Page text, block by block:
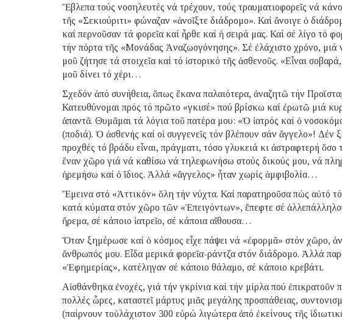
Ἔβλεπα τούς νοσηλευτές νά τρέχουν, τούς τραυματιοφορεῖς νά
τῆς «Σεκιούριτι» φώναζαν «ἀνοῖξτε διάδρομο». Καί ἄνοιγε ὁ
καί περνοῦσαν τά φορεῖα καί ἦρθε καί ἡ σειρά μας. Καί σέ λίγο τό
τήν πόρτα τῆς «Μονάδας Ἀναζωογόνησης». Σέ ἐλάχιστο χρόνο, μιά
μοῦ ζήτησε τά στοιχεῖα καί τό ἱστορικό τῆς ἀσθενοῦς. «Εἶναι
μοῦ δίνει τό χέρι…
Σχεδόν ἀπό συνήθεια, ὅπως ἔκανα παλαιότερα, ἀναζητῶ τήν
Κατευθύνομαι πρός τό πρῶτο «γκισέ» πού βρίσκω καί ἐρωτῶ μιά
ἀπαντᾶ. Θυμᾶμαι τά λόγια τοῦ πατέρα μου: «Ὁ ἰατρός καί ὁ
(ποδιά). Ὁ ἀσθενής καί οἱ συγγενεῖς τόν βλέπουν σάν ἄγγελο»! Δέν
προχθές τό βράδυ εἶναι, πράγματι, τόσο γλυκειά κι ἀστραφτερή
ἕναν χῶρο γιά νά καθίσω νά τηλεφωνήσω στούς δικούς μου, νά
ἠρεμήσω καί ὁ ἴδιος. Ἀλλά «ἄγγελος» ἦταν χωρίς ἀμφιβολία…
Ἔμεινα στό «Ἀττικόν» ὅλη τήν νύχτα. Καί παρατηροῦσα πώς αὐτό
κατά κύματα στόν χῶρο τῶν «Ἐπειγόντων», ἔπεφτε σέ
ἤρεμα, σέ κάποιο ἰατρεῖο, σέ κάποια αἴθουσα…
Ὅταν ξημέρωσε καί ὁ κόσμος εἶχε πάψει νά «ἐφορμᾶ» στόν χῶρο,
ἄνθρωπός μου. Εἶδα μερικά φορεῖα-ράντζα στόν διάδρομο. Ἀλλά
«Ἐφημερίας», κατέληγαν σέ κάποιο θάλαμο, σέ κάποιο κρεβάτι.
Αἰσθάνθηκα ἐνοχές, γιά τήν γκρίνια καί τήν μίρλα πού ἐπικρατοῦν
πολλές ὧρες, καταστεῖ μάρτυς μιᾶς μεγάλης προσπάθειας,
(παίρνουν τοὐλάχιστον 300 εὐρώ λιγώτερα ἀπό ἐκείνους τῆς